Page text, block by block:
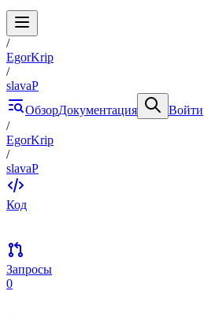
/
EgorKrip
/
slavaP
ОбзорДокументация
Войти
/
EgorKrip
/
slavaP
Код
Запросы
0